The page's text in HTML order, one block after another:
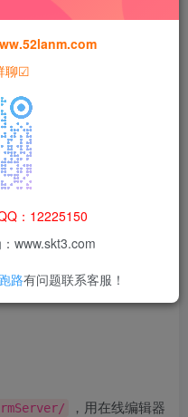
感词校验功能，解决创建
，用在线编辑器
聊☑
：12225150
www.skt3.com
路有问题联系客服！